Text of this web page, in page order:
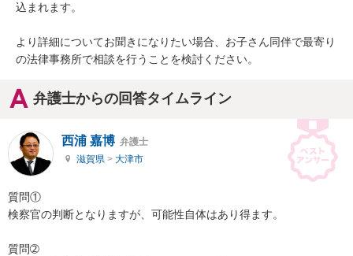
込まれます。
より詳細についてお聞きになりたい場合、お子さん同伴で最寄り
の法律事務所で相談を行うことを検討ください。
弁護士からの回答タイムライン
西浦 嘉博 弁護士
滋賀県 > 大津市
質問①
検察官の判断となりますが、可能性自体はあり得ます。
質問➁